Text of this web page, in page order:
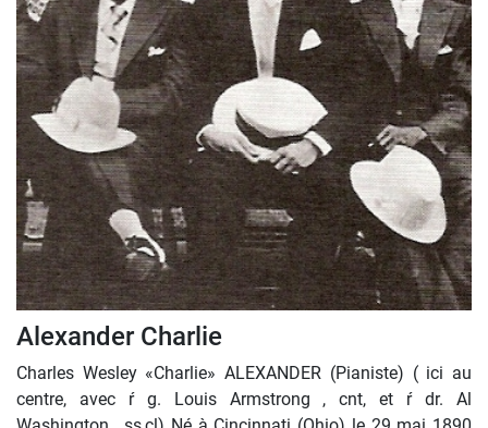
Alexander Charlie
Charles Wesley «Charlie» ALEXANDER (Pianiste) ( ici au
centre, avec ŕ g. Louis Armstrong , cnt, et ŕ dr. Al